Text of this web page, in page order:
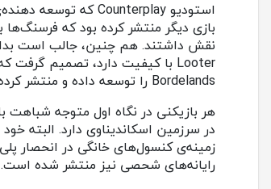
Bordelands را توسعه داده و منتشر کرده است.
رایانه‌های شحصی نیز منتشر شده است.